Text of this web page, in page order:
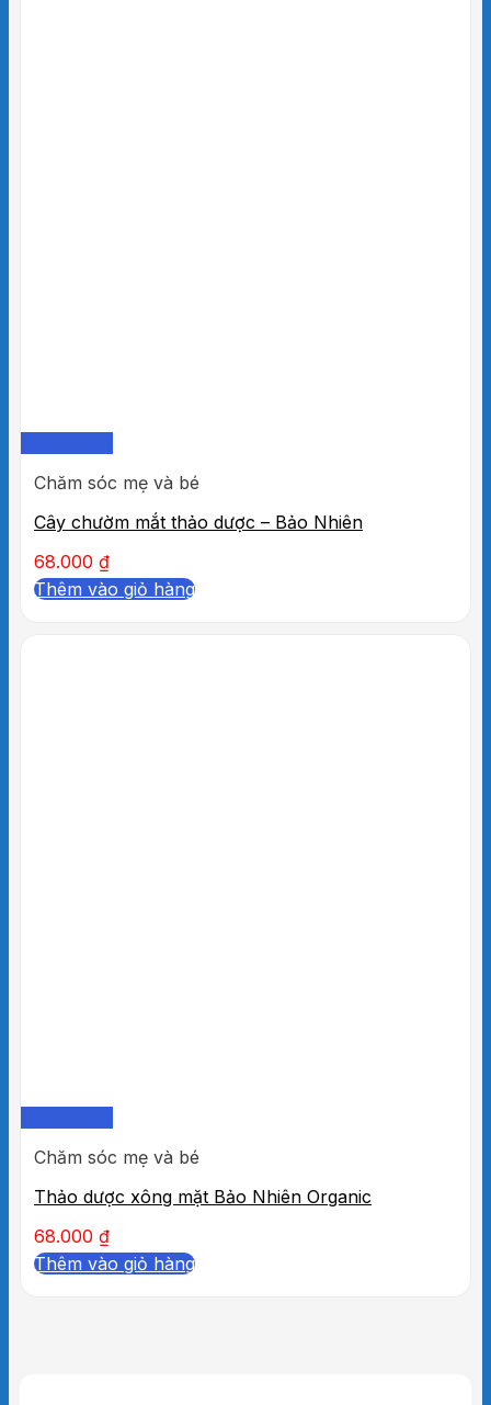
Chăm sóc mẹ và bé
Cây chườm mắt thảo dược – Bảo Nhiên
68.000 ₫
Thêm vào giỏ hàng
Chăm sóc mẹ và bé
Thảo dược xông mặt Bảo Nhiên Organic
68.000 ₫
Thêm vào giỏ hàng